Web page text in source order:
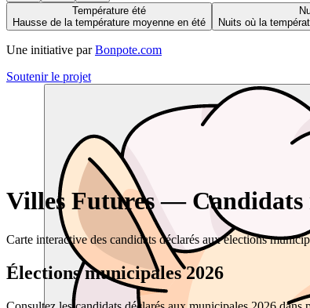
Température été
Hausse de la température moyenne en été
Nuits où la
Une initiative par Bonpote.com
Soutenir le projet
Villes Futures — Candidats
Carte interactive des candidats déclarés aux élections
Élections municipales 2026